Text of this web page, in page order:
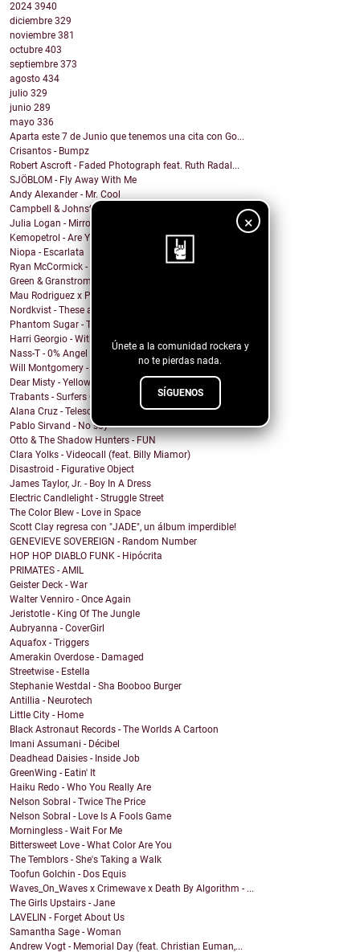
×
Únete a la comunidad rockera y
no te pierdas nada.
SÍGUENOS
2024 3940
diciembre 329
noviembre 381
octubre 403
septiembre 373
agosto 434
julio 329
junio 289
mayo 336
Aparta este 7 de Junio que tenemos una cita con Go...
Crisantos - Bumpz
Robert Ascroft - Faded Photograph feat. Ruth Radal...
SJÖBLOM - Fly Away With Me
Andy Alexander - Mr. Cool
Campbell & Johnston - Don’t Get Down (On a Good Th...
Julia Logan - Mirrors
Kemopetrol - Are You Coming Home?
Niopa - Escarlata
Ryan McCormick - Sonic Boom
Green & Granstrom - Only Summer
Mau Rodriguez x Perfecto Mando x Grupo la Union - ...
Nordkvist - These are the days
Phantom Sugar - Too Psycho
Harri Georgio - With the Lights On
Nass-T - 0% Angel
Will Montgomery - Last Man Standing
Dear Misty - Yellow Cadillac
Trabants - Surfers On Acid
Alana Cruz - Telescope
Pablo Sirvand - No soy
Otto & The Shadow Hunters - FUN
Clara Yolks - Videocall (feat. Billy Miamor)
Disastroid - Figurative Object
James Taylor, Jr. - Boy In A Dress
Electric Candlelight - Struggle Street
The Color Blew - Love in Space
Scott Clay regresa con "JADE", un álbum imperdible!
GENEVIEVE SOVEREIGN - Random Number
HOP HOP DIABLO FUNK - Hipócrita
PRIMATES - AMIL
Geister Deck - War
Walter Venniro - Once Again
Jeristotle - King Of The Jungle
Aubryanna - CoverGirl
Aquafox - Triggers
Amerakin Overdose - Damaged
Streetwise - Estella
Stephanie Westdal - Sha Booboo Burger
Antillia - Neurotech
Little City - Home
Black Astronaut Records - The Worlds A Cartoon
Imani Assumani - Décibel
Deadhead Daisies - Inside Job
GreenWing - Eatin' It
Haiku Redo - Who You Really Are
Nelson Sobral - Twice The Price
Nelson Sobral - Love Is A Fools Game
Morningless - Wait For Me
Bittersweet Love - What Color Are You
The Temblors - She's Taking a Walk
Toofun Golchin - Dos Equis
Waves_On_Waves x Crimewave x Death By Algorithm - ...
The Girls Upstairs - Jane
LAVELIN - Forget About Us
Samantha Sage - Woman
Andrew Vogt - Memorial Day (feat. Christian Euman,...